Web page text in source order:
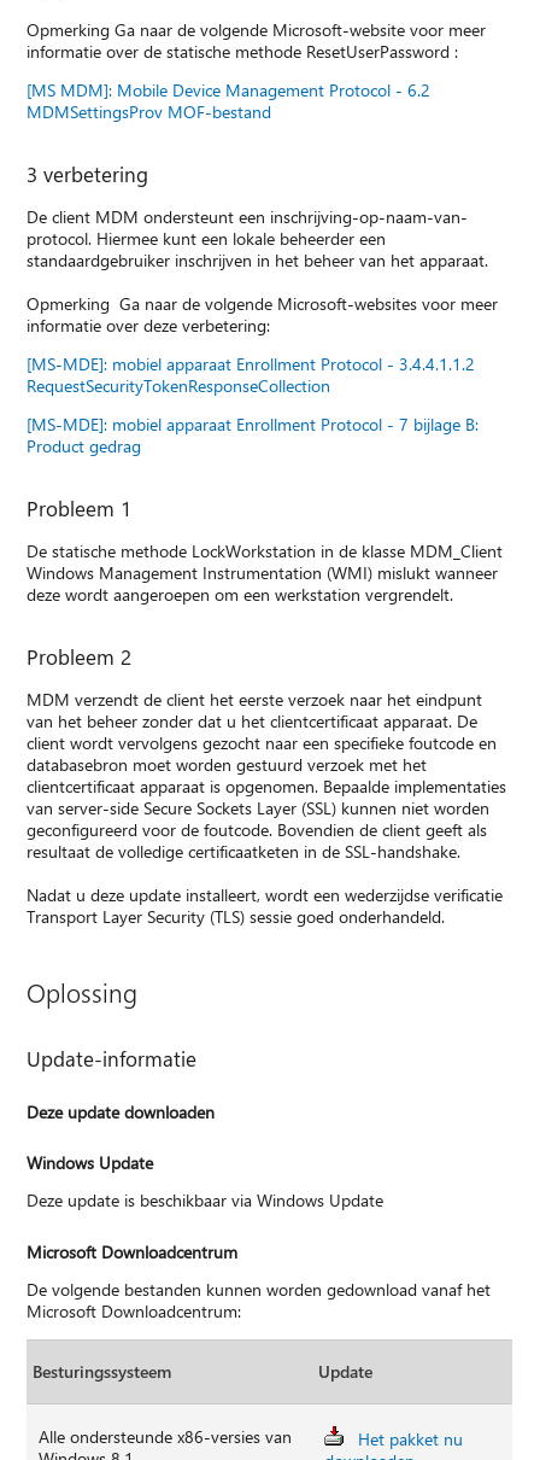
Opmerking Ga naar de volgende Microsoft-website voor meer
informatie over de statische methode ResetUserPassword :
[MS MDM]: Mobile Device Management Protocol - 6.2
MDMSettingsProv MOF-bestand
3 verbetering
De client MDM ondersteunt een inschrijving-op-naam-van-
protocol. Hiermee kunt een lokale beheerder een
standaardgebruiker inschrijven in het beheer van het apparaat.
Opmerking Ga naar de volgende Microsoft-websites voor meer
informatie over deze verbetering:
[MS-MDE]: mobiel apparaat Enrollment Protocol - 3.4.4.1.1.2
RequestSecurityTokenResponseCollection
[MS-MDE]: mobiel apparaat Enrollment Protocol - 7 bijlage B:
Product gedrag
Probleem 1
De statische methode LockWorkstation in de klasse MDM_Client
Windows Management Instrumentation (WMI) mislukt wanneer
deze wordt aangeroepen om een werkstation vergrendelt.
Probleem 2
MDM verzendt de client het eerste verzoek naar het eindpunt
van het beheer zonder dat u het clientcertificaat apparaat. De
client wordt vervolgens gezocht naar een specifieke foutcode en
databasebron moet worden gestuurd verzoek met het
clientcertificaat apparaat is opgenomen. Bepaalde implementaties
van server-side Secure Sockets Layer (SSL) kunnen niet worden
geconfigureerd voor de foutcode. Bovendien de client geeft als
resultaat de volledige certificaatketen in de SSL-handshake.
Nadat u deze update installeert, wordt een wederzijdse verificatie
Transport Layer Security (TLS) sessie goed onderhandeld.
Oplossing
Update-informatie
Deze update downloaden
Windows Update
Deze update is beschikbaar via Windows Update
Microsoft Downloadcentrum
De volgende bestanden kunnen worden gedownload vanaf het
Microsoft Downloadcentrum:
Besturingssysteem Update
Alle ondersteunde x86-versies van
Het pakket nu